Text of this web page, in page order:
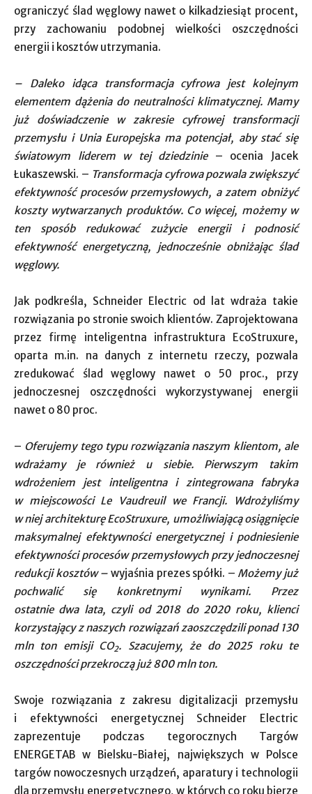
ograniczyć ślad węglowy nawet o kilkadziesiąt procent,
przy zachowaniu podobnej wielkości oszczędności
energii i kosztów utrzymania.
– Daleko idąca transformacja cyfrowa jest kolejnym
elementem dążenia do neutralności klimatycznej. Mamy
już doświadczenie w zakresie cyfrowej transformacji
przemysłu i Unia Europejska ma potencjał, aby stać się
światowym liderem w tej dziedzinie– ocenia Jacek
Łukaszewski. – Transformacja cyfrowa pozwala zwiększyć
efektywność procesów przemysłowych, a zatem obniżyć
koszty wytwarzanych produktów. Co więcej, możemy w
ten sposób redukować zużycie energii i podnosić
efektywność energetyczną, jednocześnie obniżając ślad
węglowy.
Jak podkreśla, Schneider Electric od lat wdraża takie
rozwiązania po stronie swoich klientów. Zaprojektowana
przez firmę inteligentna infrastruktura EcoStruxure,
oparta m.in. na danych z internetu rzeczy, pozwala
zredukować ślad węglowy nawet o 50 proc., przy
jednoczesnej oszczędności wykorzystywanej energii
nawet o 80 proc.
– Oferujemy tego typu rozwiązania naszym klientom, ale
wdrażamy je również u siebie. Pierwszym takim
wdrożeniem jest inteligentna i zintegrowana fabryka
w miejscowości Le Vaudreuil we Francji. Wdrożyliśmy
w niej architekturę EcoStruxure, umożliwiającą osiągnięcie
maksymalnej efektywności energetycznej i podniesienie
efektywności procesów przemysłowych przy jednoczesnej
redukcji kosztów – wyjaśnia prezes spółki. – Możemy już
pochwalić się konkretnymi wynikami. Przez
ostatnie dwa lata, czyli od 2018 do 2020 roku, klienci
korzystający z naszych rozwiązań zaoszczędzili ponad 130
mln ton emisji CO2. Szacujemy, że do 2025 roku te
oszczędności przekroczą już 800 mln ton.
Swoje rozwiązania z zakresu digitalizacji przemysłu
i efektywności energetycznej Schneider Electric
zaprezentuje podczas tegorocznych Targów
ENERGETAB w Bielsku-Białej, największych w Polsce
targów nowoczesnych urządzeń, aparatury i technologii
dla przemysłu energetycznego, w których co roku bierze